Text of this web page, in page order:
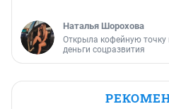
Наталья Шорохова
Открыла кофейную точку
деньги соцразвития